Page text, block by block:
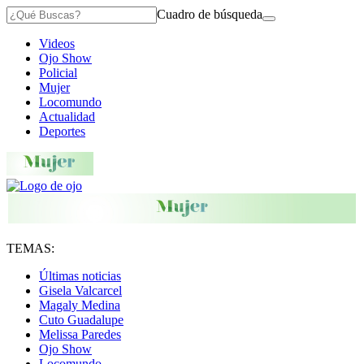
Cuadro de búsqueda
Videos
Ojo Show
Policial
Mujer
Locomundo
Actualidad
Deportes
TEMAS:
Últimas noticias
Gisela Valcarcel
Magaly Medina
Cuto Guadalupe
Melissa Paredes
Ojo Show